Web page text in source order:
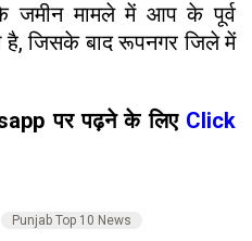
जमीन मामले में आप के पूर्व
है, जिसके बाद रूपनगर जिले में
पर पढ़ने के लिए Click
Punjab Top 10 News